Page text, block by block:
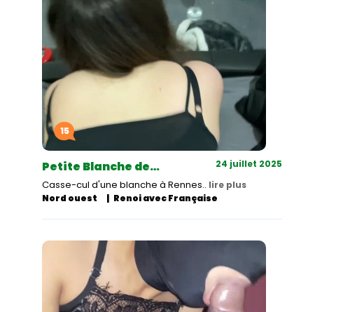
15
Petite Blanche de… 24 juillet 2025
Casse-cul d'une blanche à Rennes.. lire plus
Nord ouest
Renoi avec Française